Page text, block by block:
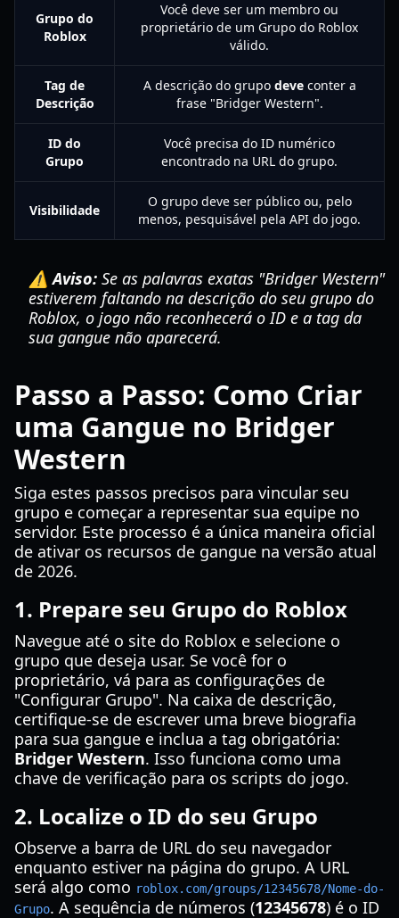
Grupo do
Roblox
Você deve ser um membro ou
proprietário de um Grupo do Roblox
válido.
Tag de
Descrição
A descrição do grupo deveconter a
frase "Bridger Western".
ID do
Grupo
Você precisa do ID numérico
encontrado na URL do grupo.
Visibilidade
O grupo deve ser público ou, pelo
menos, pesquisável pela API do jogo.
⚠️ Aviso: Se as palavras exatas "Bridger Western"
estiverem faltando na descrição do seu grupo do
Roblox, o jogo não reconhecerá o ID e a tag da
sua gangue não aparecerá.
Passo a Passo: Como Criar
uma Gangue no Bridger
Western
Siga estes passos precisos para vincular seu
grupo e começar a representar sua equipe no
servidor. Este processo é a única maneira oficial
de ativar os recursos de gangue na versão atual
de 2026.
1. Prepare seu Grupo do Roblox
Navegue até o site do Roblox e selecione o
grupo que deseja usar. Se você for o
proprietário, vá para as configurações de
"Configurar Grupo". Na caixa de descrição,
certifique-se de escrever uma breve biografia
para sua gangue e inclua a tag obrigatória:
Bridger Western. Isso funciona como uma
chave de verificação para os scripts do jogo.
2. Localize o ID do seu Grupo
Observe a barra de URL do seu navegador
enquanto estiver na página do grupo. A URL
será algo como roblox.com/groups/12345678/Nome-do-
Grupo. A sequência de números (12345678) é o ID